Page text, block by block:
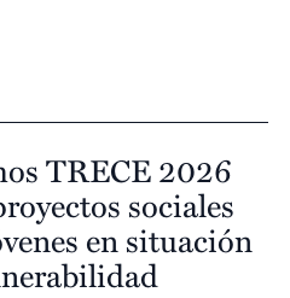
TRECE 2026
sociales
en situación